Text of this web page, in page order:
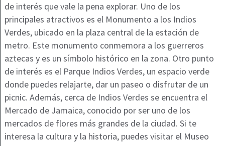
de interés que vale la pena explorar. Uno de los
principales atractivos es el Monumento a los Indios
Verdes, ubicado en la plaza central de la estación de
metro. Este monumento conmemora a los guerreros
aztecas y es un símbolo histórico en la zona. Otro punto
de interés es el Parque Indios Verdes, un espacio verde
donde puedes relajarte, dar un paseo o disfrutar de un
picnic. Además, cerca de Indios Verdes se encuentra el
Mercado de Jamaica, conocido por ser uno de los
mercados de flores más grandes de la ciudad. Si te
interesa la cultura y la historia, puedes visitar el Museo